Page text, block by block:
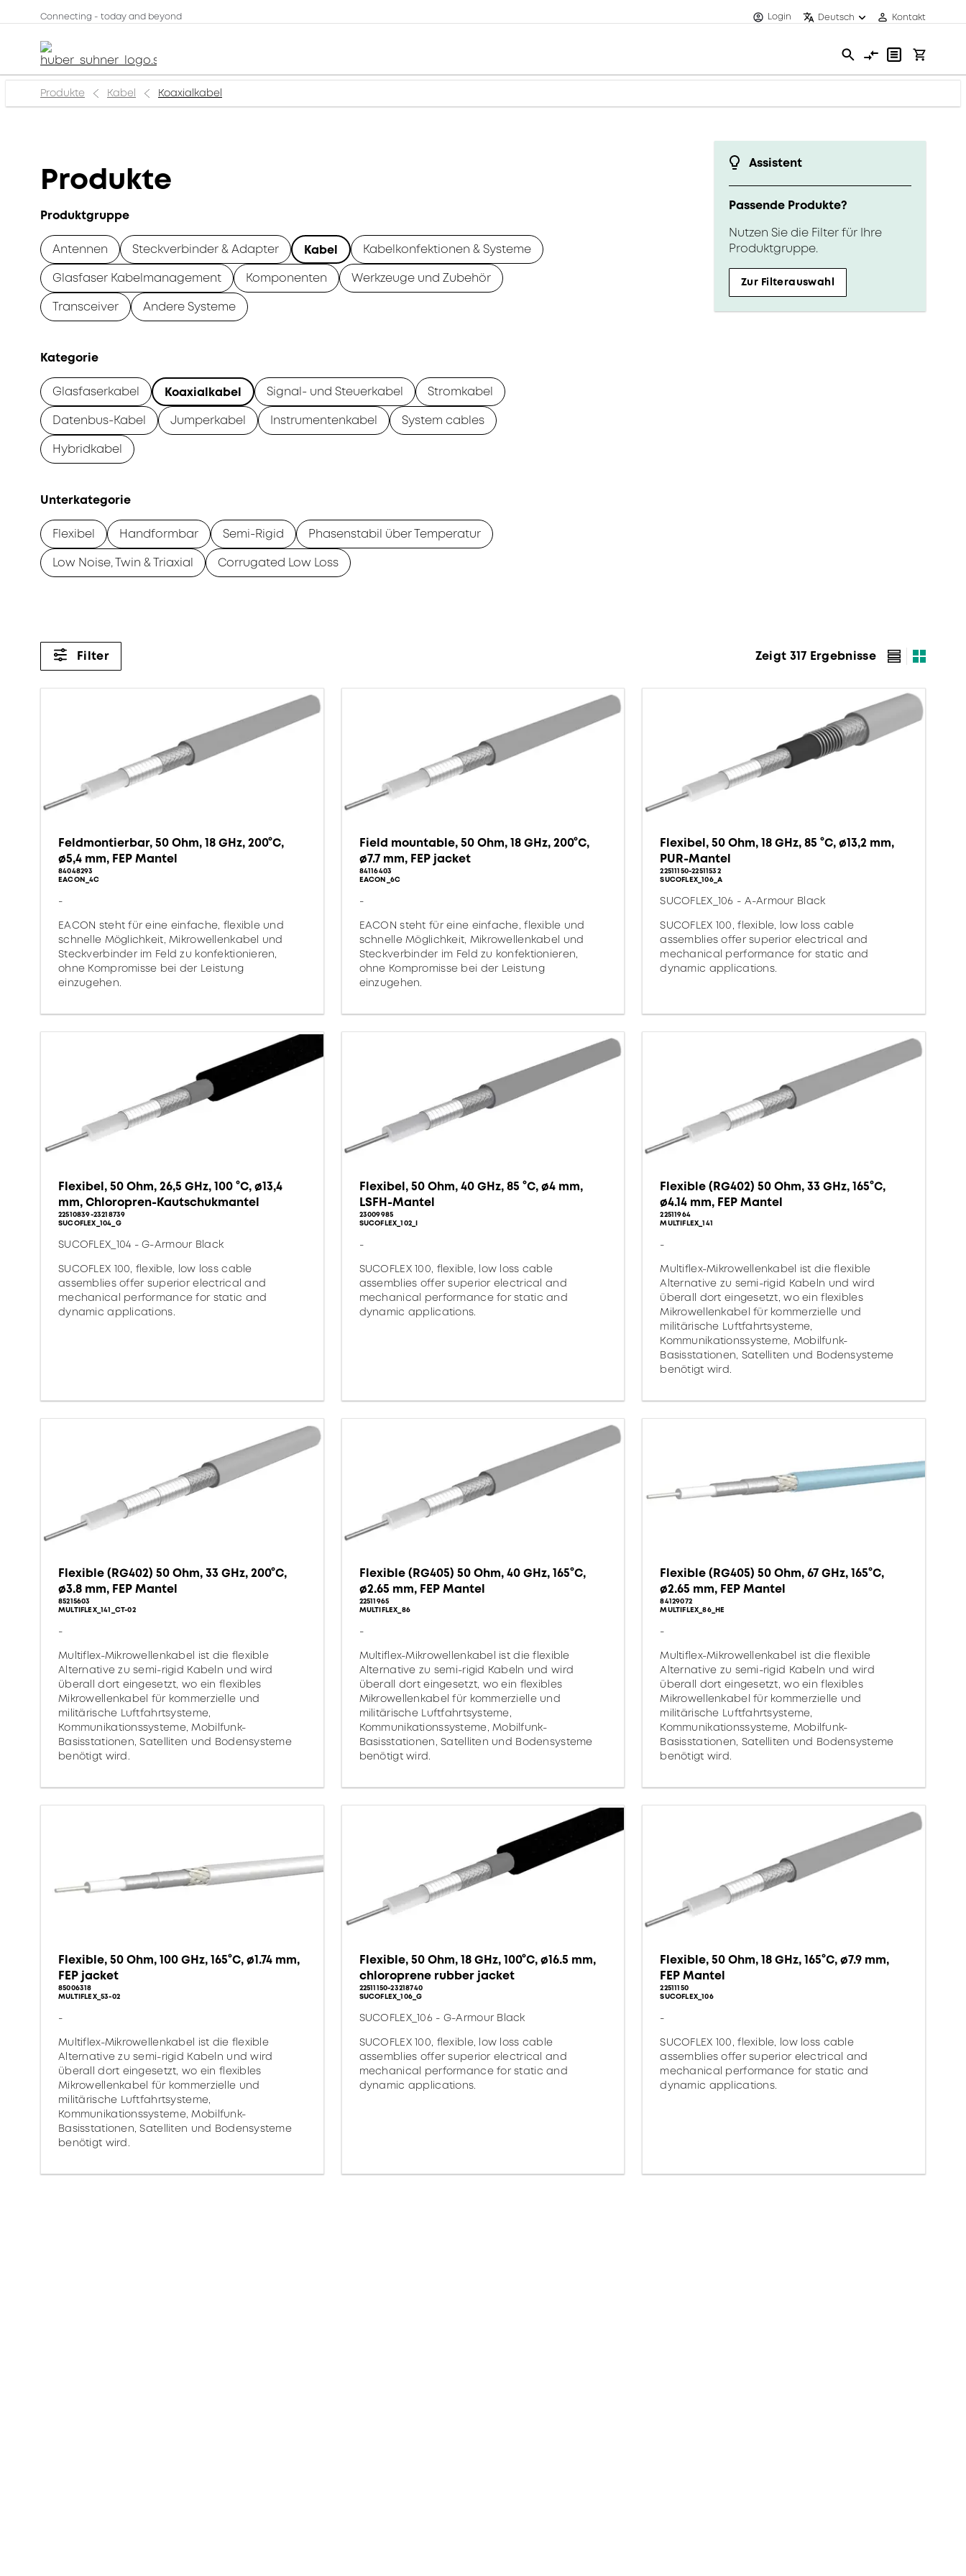
Connecting - today and beyond Login Deutsch Kontakt
Produkte Kabel Koaxialkabel
Assistent
Passende Produkte?
Nutzen Sie die Filter für Ihre
Produktgruppe.
Zur Filterauswahl
Produkte
Produktgruppe
Antennen Steckverbinder & Adapter Kabel
Kabelkonfektionen & Systeme
Glasfaser Kabelmanagement
Komponenten
Werkzeuge und Zubehör
Transceiver
Andere Systeme
Kategorie
Glasfaserkabel Koaxialkabel Signal- und Steuerkabel
Stromkabel
Datenbus-Kabel
Jumperkabel Instrumentenkabel
System cables
Hybridkabel
Unterkategorie
Flexibel Handformbar Semi-Rigid
Phasenstabil über Temperatur
Low Noise, Twin & Triaxial
Corrugated Low Loss
Filter Zeigt 317 Ergebnisse
Feldmontierbar, 50 Ohm, 18 GHz, 200°C,
ø5,4 mm, FEP Mantel
84048293
EACON_4C
-
EACON steht für eine einfache, flexible und
schnelle Möglichkeit, Mikrowellenkabel und
Steckverbinder im Feld zu konfektionieren,
ohne Kompromisse bei der Leistung
einzugehen.
Field mountable, 50 Ohm, 18 GHz, 200°C,
ø7.7 mm, FEP jacket
84116403
EACON_6C
-
EACON steht für eine einfache, flexible und
schnelle Möglichkeit, Mikrowellenkabel und
Steckverbinder im Feld zu konfektionieren,
ohne Kompromisse bei der Leistung
einzugehen.
Flexibel, 50 Ohm, 18 GHz, 85 °C, ø13,2 mm,
PUR-Mantel
22511150-22511532
SUCOFLEX_106_A
SUCOFLEX_106 - A-Armour Black
SUCOFLEX 100, flexible, low loss cable
assemblies offer superior electrical and
mechanical performance for static and
dynamic applications.
Flexibel, 50 Ohm, 26,5 GHz, 100 °C, ø13,4
mm, Chloropren-Kautschukmantel
22510839-23218739
SUCOFLEX_104_G
SUCOFLEX_104 - G-Armour Black
SUCOFLEX 100, flexible, low loss cable
assemblies offer superior electrical and
mechanical performance for static and
dynamic applications.
Flexibel, 50 Ohm, 40 GHz, 85 °C, ø4 mm,
LSFH-Mantel
23009985
SUCOFLEX_102_I
-
SUCOFLEX 100, flexible, low loss cable
assemblies offer superior electrical and
mechanical performance for static and
dynamic applications.
Flexible (RG402) 50 Ohm, 33 GHz, 165°C,
ø4.14 mm, FEP Mantel
22511964
MULTIFLEX_141
-
Multiflex-Mikrowellenkabel ist die flexible
Alternative zu semi-rigid Kabeln und wird
überall dort eingesetzt, wo ein flexibles
Mikrowellenkabel für kommerzielle und
militärische Luftfahrtsysteme,
Kommunikationssysteme, Mobilfunk-
Basisstationen, Satelliten und Bodensysteme
benötigt wird.
Flexible (RG402) 50 Ohm, 33 GHz, 200°C,
ø3.8 mm, FEP Mantel
85215603
MULTIFLEX_141_CT-02
-
Multiflex-Mikrowellenkabel ist die flexible
Alternative zu semi-rigid Kabeln und wird
überall dort eingesetzt, wo ein flexibles
Mikrowellenkabel für kommerzielle und
militärische Luftfahrtsysteme,
Kommunikationssysteme, Mobilfunk-
Basisstationen, Satelliten und Bodensysteme
benötigt wird.
Flexible (RG405) 50 Ohm, 40 GHz, 165°C,
ø2.65 mm, FEP Mantel
22511965
MULTIFLEX_86
-
Multiflex-Mikrowellenkabel ist die flexible
Alternative zu semi-rigid Kabeln und wird
überall dort eingesetzt, wo ein flexibles
Mikrowellenkabel für kommerzielle und
militärische Luftfahrtsysteme,
Kommunikationssysteme, Mobilfunk-
Basisstationen, Satelliten und Bodensysteme
benötigt wird.
Flexible (RG405) 50 Ohm, 67 GHz, 165°C,
ø2.65 mm, FEP Mantel
84129072
MULTIFLEX_86_HE
-
Multiflex-Mikrowellenkabel ist die flexible
Alternative zu semi-rigid Kabeln und wird
überall dort eingesetzt, wo ein flexibles
Mikrowellenkabel für kommerzielle und
militärische Luftfahrtsysteme,
Kommunikationssysteme, Mobilfunk-
Basisstationen, Satelliten und Bodensysteme
benötigt wird.
Flexible, 50 Ohm, 100 GHz, 165°C, ø1.74 mm,
FEP jacket
85006318
MULTIFLEX_53-02
-
Multiflex-Mikrowellenkabel ist die flexible
Alternative zu semi-rigid Kabeln und wird
überall dort eingesetzt, wo ein flexibles
Mikrowellenkabel für kommerzielle und
militärische Luftfahrtsysteme,
Kommunikationssysteme, Mobilfunk-
Basisstationen, Satelliten und Bodensysteme
benötigt wird.
Flexible, 50 Ohm, 18 GHz, 100°C, ø16.5 mm,
chloroprene rubber jacket
22511150-23218740
SUCOFLEX_106_G
SUCOFLEX_106 - G-Armour Black
SUCOFLEX 100, flexible, low loss cable
assemblies offer superior electrical and
mechanical performance for static and
dynamic applications.
Flexible, 50 Ohm, 18 GHz, 165°C, ø7.9 mm,
FEP Mantel
22511150
SUCOFLEX_106
-
SUCOFLEX 100, flexible, low loss cable
assemblies offer superior electrical and
mechanical performance for static and
dynamic applications.